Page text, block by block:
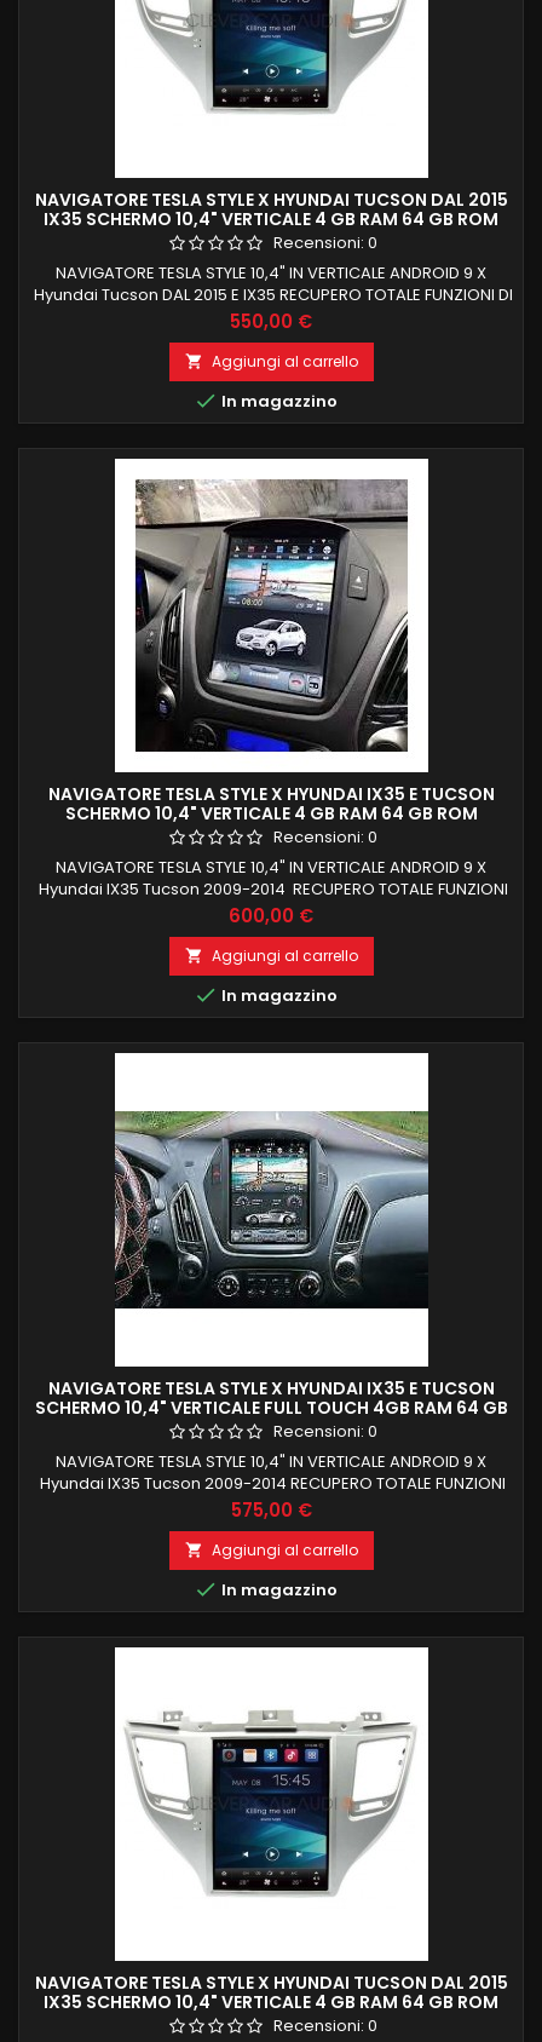
NAVIGATORE TESLA STYLE X HYUNDAI TUCSON DAL 2015
IX35 SCHERMO 10,4" VERTICALE 4 GB RAM 64 GB ROM
GIANTECH PREMIUM
Recensioni: 0
NAVIGATORE TESLA STYLE 10,4" IN VERTICALE ANDROID 9 X
Hyundai Tucson DAL 2015 E IX35 RECUPERO TOTALE FUNZIONI DI
BORDO E COMANDI AL VOLANTE PROCESSORE OCTACORE PX6
4 GB RAM 64 GB ROM CARPLAY INTEGRATO
Prezzo
550,00 €
 Aggiungi al carrello
 In magazzino
NAVIGATORE TESLA STYLE X HYUNDAI IX35 E TUCSON
SCHERMO 10,4" VERTICALE 4 GB RAM 64 GB ROM
CARPLAY INTEGRATO
Recensioni: 0
NAVIGATORE TESLA STYLE 10,4" IN VERTICALE ANDROID 9 X
Hyundai IX35 Tucson 2009-2014 RECUPERO TOTALE FUNZIONI
DI BORDO E COMANDI AL VOLANTE 4 GB RAM 64 GB ROM
CARPLAY INTEGRATO INGRESSO SIM 4 G PROCESSORE
OCTACORE
Prezzo
600,00 €
 Aggiungi al carrello
 In magazzino
NAVIGATORE TESLA STYLE X HYUNDAI IX35 E TUCSON
SCHERMO 10,4" VERTICALE FULL TOUCH 4GB RAM 64 GB
ROM CARPLAY GIANTECH PREMIUM
Recensioni: 0
NAVIGATORE TESLA STYLE 10,4" IN VERTICALE ANDROID 9 X
Hyundai IX35 Tucson 2009-2014 RECUPERO TOTALE FUNZIONI
DI BORDO E COMANDI AL VOLANTE 4GB RAM 64 GB ROM CON
CARPLAY INTEGRATO PROCESSORE PX6 TOP DI GAMMA
Prezzo
575,00 €
 Aggiungi al carrello
 In magazzino
NAVIGATORE TESLA STYLE X HYUNDAI TUCSON DAL 2015
IX35 SCHERMO 10,4" VERTICALE 4 GB RAM 64 GB ROM
GIANTECH COMANDI VOCALI
Recensioni: 0